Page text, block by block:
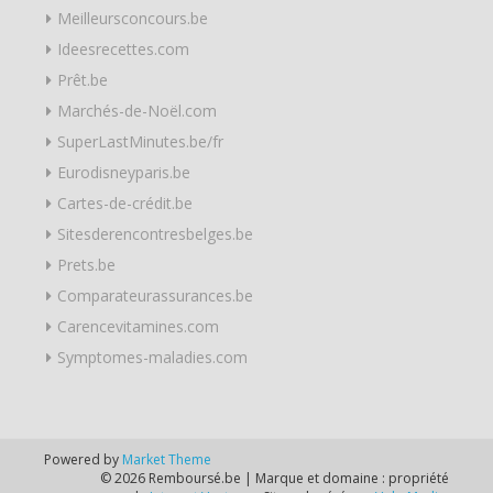
Meilleursconcours.be
Ideesrecettes.com
Prêt.be
Marchés-de-Noël.com
SuperLastMinutes.be/fr
Eurodisneyparis.be
Cartes-de-crédit.be
Sitesderencontresbelges.be
Prets.be
Comparateurassurances.be
Carencevitamines.com
Symptomes-maladies.com
Powered by Market Theme
© 2026 Remboursé.be | Marque et domaine : propriété